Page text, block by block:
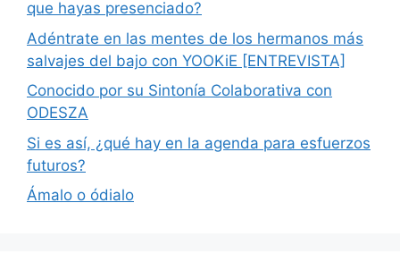
que hayas presenciado?
Adéntrate en las mentes de los hermanos más
salvajes del bajo con YOOKiE [ENTREVISTA]
Conocido por su Sintonía Colaborativa con
ODESZA
Si es así, ¿qué hay en la agenda para esfuerzos
futuros?
Ámalo o ódialo